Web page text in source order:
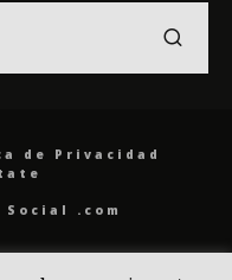
de Privacidad
.com